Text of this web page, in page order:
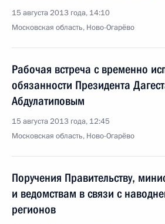
15 августа 2013 года, 14:10
Московская область, Ново-Огарёво
Рабочая встреча с временно
обязанности Президента
Абдулатиповым
15 августа 2013 года, 12:45
Московская область, Ново-Огарёво
Поручения Правительству,
и ведомствам в связи с
регионов